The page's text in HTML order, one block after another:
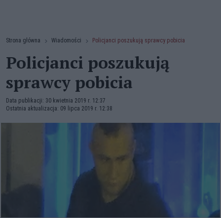
Strona główna Wiadomości Policjanci poszukują sprawcy pobicia
Policjanci poszukują
sprawcy pobicia
Data publikacji: 30 kwietnia 2019 r. 12:37
Ostatnia aktualizacja: 09 lipca 2019 r. 12:38